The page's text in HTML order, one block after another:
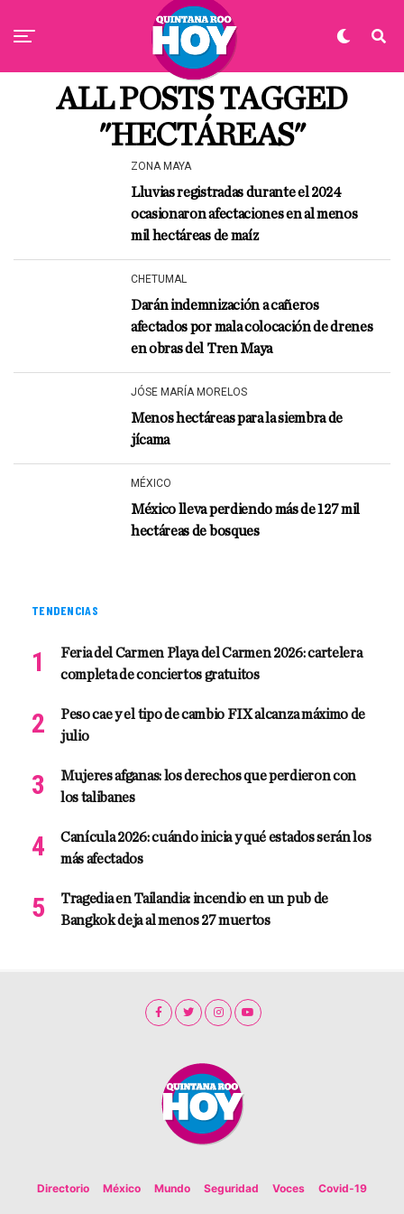
ALL POSTS TAGGED
"HECTÁREAS"
ZONA MAYA
Lluvias registradas durante el 2024
ocasionaron afectaciones en al menos
mil hectáreas de maíz
CHETUMAL
Darán indemnización a cañeros
afectados por mala colocación de drenes
en obras del Tren Maya
JÓSE MARÍA MORELOS
Menos hectáreas para la siembra de
jícama
MÉXICO
México lleva perdiendo más de 127 mil
hectáreas de bosques
TENDENCIAS
Feria del Carmen Playa del Carmen 2026: cartelera
completa de conciertos gratuitos
Peso cae y el tipo de cambio FIX alcanza máximo de
julio
Mujeres afganas: los derechos que perdieron con
los talibanes
Canícula 2026: cuándo inicia y qué estados serán los
más afectados
Tragedia en Tailandia: incendio en un pub de
Bangkok deja al menos 27 muertos
Directorio México Mundo Seguridad Voces Covid-19